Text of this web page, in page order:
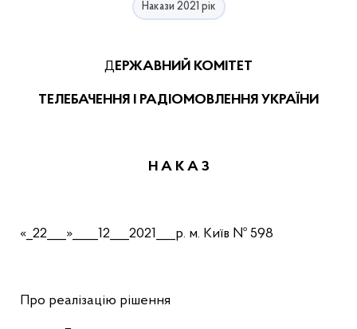
Накази 2021 рік
ДЕРЖАВНИЙ КОМІТЕТ
ТЕЛЕБАЧЕННЯ І РАДІОМОВЛЕННЯ УКРАЇНИ
Н А К А З
«_22___»____12___2021___р. м. Київ № 598
Про реалізацію рішення